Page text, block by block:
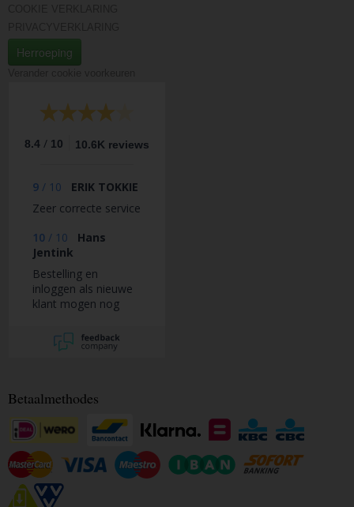
Herroeping
8.4 / 10 10.6K reviews
9 / 10
ERIK TOKKIE
Zeer correcte service
10 / 10
Hans
Jentink
Bestelling en
inloggen als nieuwe
klant mogen nog
voorbeeld aan
nemen. Top!
Betaalmethodes